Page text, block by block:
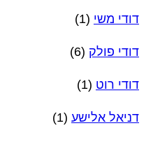
דודי משי (1)
דודי פולק (6)
דודי רוט (1)
דניאל אלישע (1)